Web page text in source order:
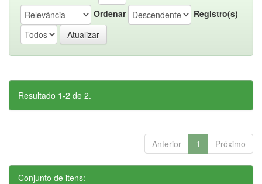
Ordenar
Registro(s)
Resultado 1-2 de 2.
Anterior 1 Próximo
Conjunto de itens: